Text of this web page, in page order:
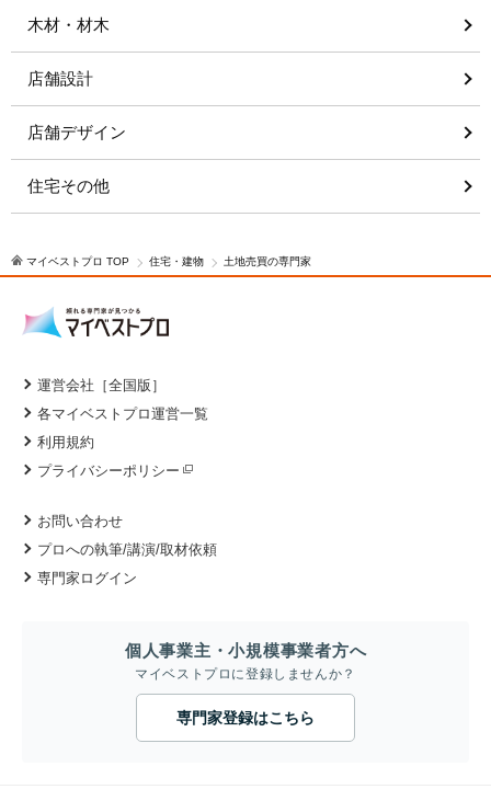
木材・材木
店舗設計
店舗デザイン
住宅その他
マイベストプロ TOP 住宅・建物 土地売買の専門家
運営会社［全国版］
各マイベストプロ運営一覧
利用規約
プライバシーポリシー
お問い合わせ
プロへの執筆/講演/取材依頼
専門家ログイン
個人事業主・小規模事業者方へ
マイベストプロに登録しませんか？
専門家登録はこちら